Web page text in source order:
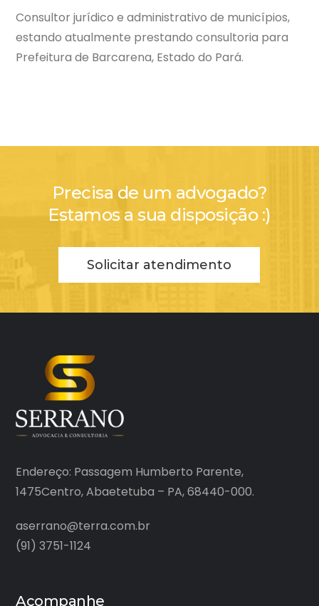
Consultor jurídico e administrativo de municípios,
estando atualmente prestando consultoria para
Prefeitura de Barcarena, Estado do Pará.
Precisa de um advogado?
Estamos a sua disposição :)
Solicitar atendimento
Endereço: Passagem Humberto Parente,
1475Centro, Abaetetuba – PA, 68440-000.
aserrano@terra.com.br
(91) 3751-1124
Acompanhe